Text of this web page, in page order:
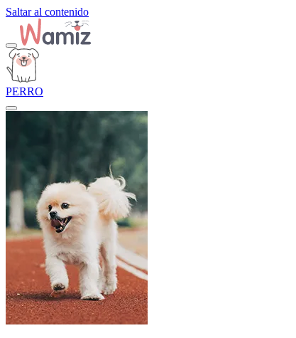
Saltar al contenido
PERRO